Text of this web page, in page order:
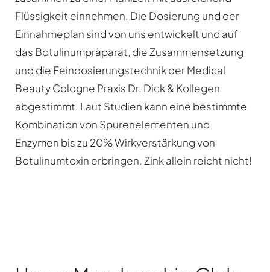
Flüssigkeit einnehmen. Die Dosierung und der
Einnahmeplan sind von uns entwickelt und auf
das Botulinumpräparat, die Zusammensetzung
und die Feindosierungstechnik der Medical
Beauty Cologne Praxis Dr. Dick & Kollegen
abgestimmt. Laut Studien kann eine bestimmte
Kombination von Spurenelementen und
Enzymen bis zu 20% Wirkverstärkung von
Botulinumtoxin erbringen. Zink allein reicht nicht!